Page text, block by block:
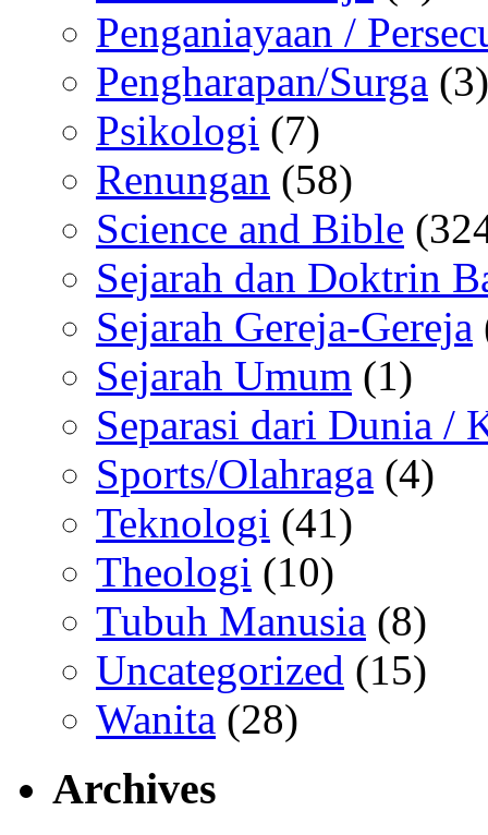
Penganiayaan /
Pengharapan/Surga (3)
Psikologi (7)
Renungan (58)
Science and Bible
Sejarah dan Doktrin
Sejarah Gereja-Gereja
Sejarah Umum (1)
Separasi dari Dunia /
Sports/Olahraga (4)
Teknologi (41)
Theologi (10)
Tubuh Manusia (8)
Uncategorized (15)
Wanita (28)
Archives